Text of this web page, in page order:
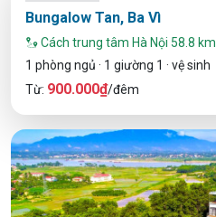
Bungalow Tan, Ba Vì
Cách trung tâm Hà Nội 58.8 km
1 phòng ngủ · 1 giường 1 · vệ sinh
Từ: 900.000₫/đêm